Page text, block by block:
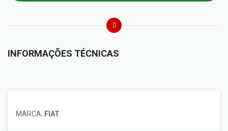
INFORMAÇÕES TÉCNICAS
MARCA: FIAT